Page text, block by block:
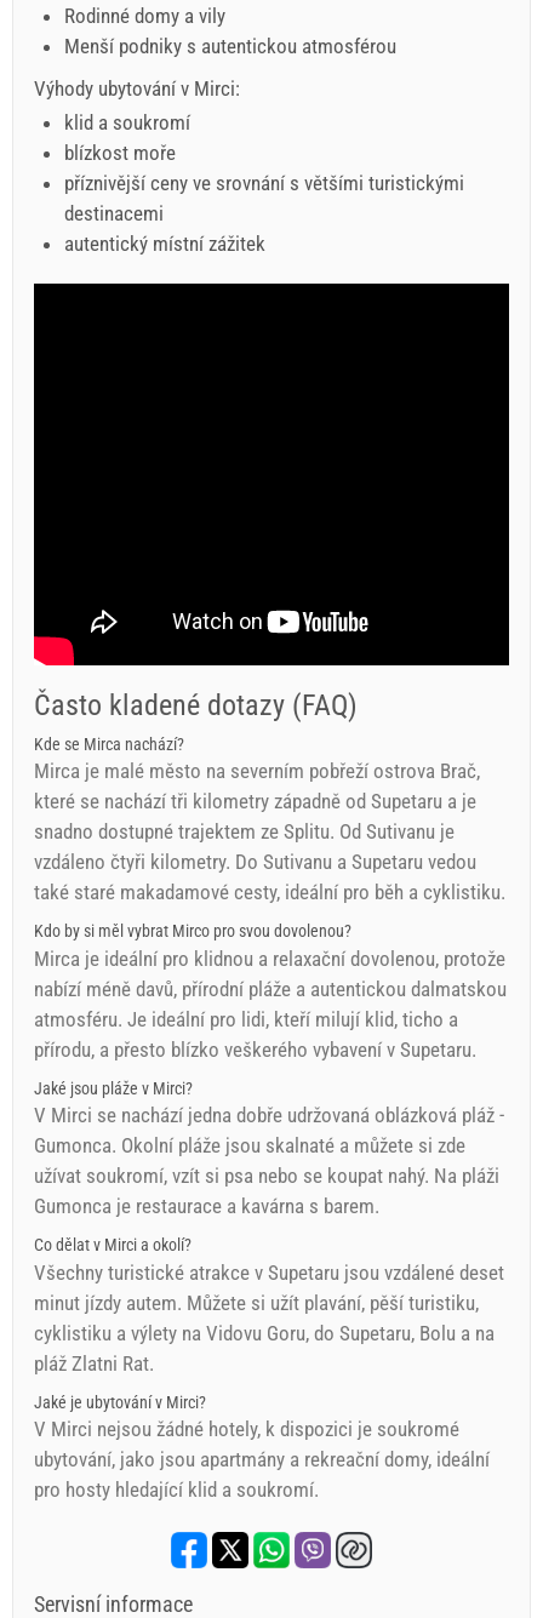
Rodinné domy a vily
Menší podniky s autentickou atmosférou
Výhody ubytování v Mirci:
klid a soukromí
blízkost moře
příznivější ceny ve srovnání s většími turistickými
destinacemi
autentický místní zážitek
Často kladené dotazy (FAQ)
Kde se Mirca nachází?
Mirca je malé město na severním pobřeží ostrova Brač,
které se nachází tři kilometry západně od Supetaru a je
snadno dostupné trajektem ze Splitu. Od Sutivanu je
vzdáleno čtyři kilometry. Do Sutivanu a Supetaru vedou
také staré makadamové cesty, ideální pro běh a cyklistiku.
Kdo by si měl vybrat Mirco pro svou dovolenou?
Mirca je ideální pro klidnou a relaxační dovolenou, protože
nabízí méně davů, přírodní pláže a autentickou dalmatskou
atmosféru. Je ideální pro lidi, kteří milují klid, ticho a
přírodu, a přesto blízko veškerého vybavení v Supetaru.
Jaké jsou pláže v Mirci?
V Mirci se nachází jedna dobře udržovaná oblázková pláž -
Gumonca. Okolní pláže jsou skalnaté a můžete si zde
užívat soukromí, vzít si psa nebo se koupat nahý. Na pláži
Gumonca je restaurace a kavárna s barem.
Co dělat v Mirci a okolí?
Všechny turistické atrakce v Supetaru jsou vzdálené deset
minut jízdy autem. Můžete si užít plavání, pěší turistiku,
cyklistiku a výlety na Vidovu Goru, do Supetaru, Bolu a na
pláž Zlatni Rat.
Jaké je ubytování v Mirci?
V Mirci nejsou žádné hotely, k dispozici je soukromé
ubytování, jako jsou apartmány a rekreační domy, ideální
pro hosty hledající klid a soukromí.
Servisní informace